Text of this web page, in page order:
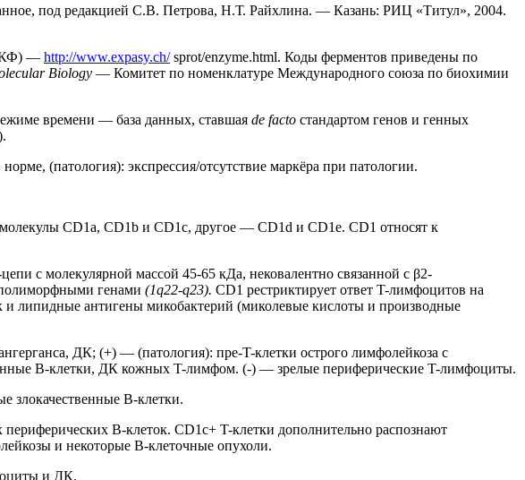
под редакцией С.В. Петрова, Н.Т. Райхлина. — Казань: РИЦ «Титул», 2004.
КФ) — http://www.expasy.ch/sprot/enzyme.html. Коды ферментов приведены по
Biology — Комитет по номенклатуре Международного союза по биохимии
времени — база данных, ставшая de facto стандартом генов и генных
(патология): экспрессия/отсутствие маркёра при патологии.
CD1a, CD1b и CD1c, другое — CD1d и CD1e. CD1 относят к
с молекулярной массой 45-65 кДа, нековалентно связанной с β2-
генами (1q22-q23). CD1 рестриктирует ответ T-лимфоцитов на
и липидные антигены микобактерий (миколевые кислоты и производные
ДК; (+) — (патология): пре-T-клетки острого лимфолейкоза с
B-клетки, ДК кожных T-лимфом. (-) — зрелые периферические T-лимфоциты.
злокачественные B-клетки.
B-клеток. CD1c+ T-клетки дополнительно распознают
и некоторые B-клеточные опухоли.
и ДК.